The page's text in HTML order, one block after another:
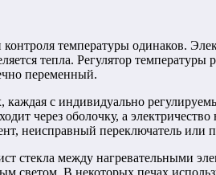
температуры одинаков.
тепла. Регулятор
переменный.
с индивидуально
через оболочку, а
неисправный переключатель
стекла между нагревательными